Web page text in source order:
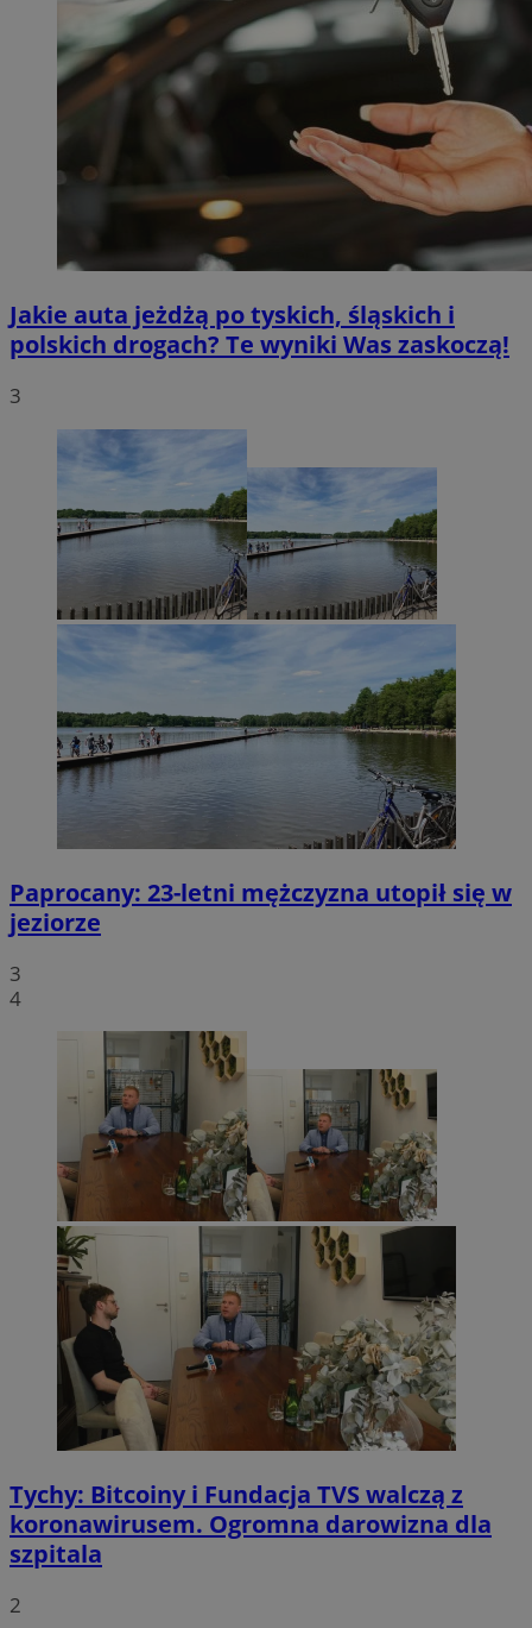
Jakie auta jeżdżą po tyskich, śląskich i
polskich drogach? Te wyniki Was zaskoczą!
3
Paprocany: 23-letni mężczyzna utopił się w
jeziorze
3
4
Tychy: Bitcoiny i Fundacja TVS walczą z
koronawirusem. Ogromna darowizna dla
szpitala
2